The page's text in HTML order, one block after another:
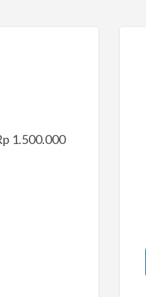
1.500.000